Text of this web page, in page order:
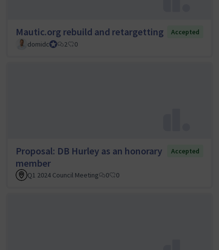
Mautic.org rebuild and retargetting
Accepted
domidcCouncil member
2 0
Proposal: DB Hurley as an honorary
member
Accepted
Q1 2024 Council Meeting 0 0